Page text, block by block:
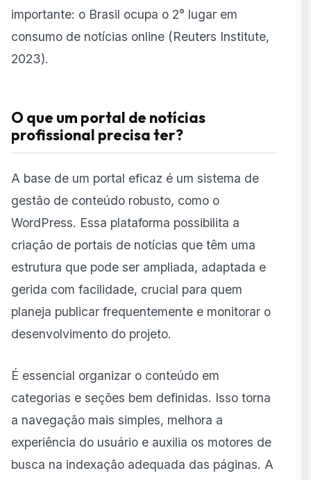
importante: o Brasil ocupa o 2° lugar em
consumo de notícias online (Reuters Institute,
2023).
O que um portal de notícias
profissional precisa ter?
A base de um portal eficaz é um sistema de
gestão de conteúdo robusto, como o
WordPress. Essa plataforma possibilita a
criação de portais de notícias que têm uma
estrutura que pode ser ampliada, adaptada e
gerida com facilidade, crucial para quem
planeja publicar frequentemente e monitorar o
desenvolvimento do projeto.
É essencial organizar o conteúdo em
categorias e seções bem definidas. Isso torna
a navegação mais simples, melhora a
experiência do usuário e auxilia os motores de
busca na indexação adequada das páginas. A